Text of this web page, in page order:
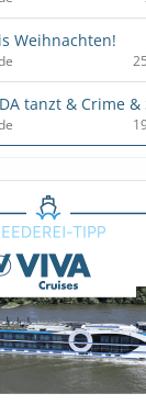
Weihnachten!
tanzt & Crime &